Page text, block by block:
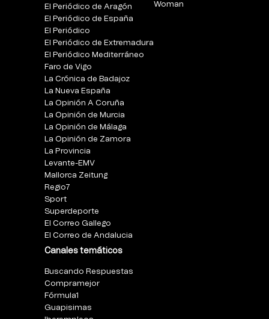
El Periódico de Aragón
El Periódico de España
El Periódico
El Periódico de Extremadura
El Periódico Mediterráneo
Faro de Vigo
La Crónica de Badajoz
La Nueva España
La Opinión A Coruña
La Opinión de Murcia
La Opinión de Málaga
La Opinión de Zamora
La Provincia
Levante-EMV
Mallorca Zeitung
Regio7
Sport
Superdeporte
El Correo Gallego
El Correo de Andalucia
Canales temáticos
Buscando Respuestas
Compramejor
Fórmula1
Guapisimas
Woman